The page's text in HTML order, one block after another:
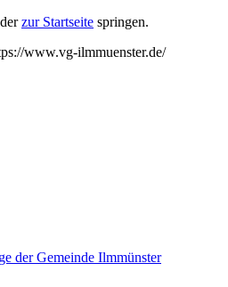
zur Startseite springen.
www.vg-ilmmuenster.de/